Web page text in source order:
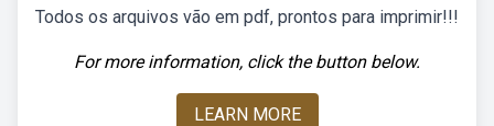
Todos os arquivos vão em pdf, prontos para imprimir!!!
For more information, click the button below.
LEARN MORE